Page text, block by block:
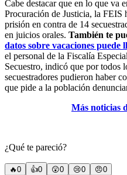
Cabe destacar que en lo que va
Procuración de Justicia, la FEIS
prisión en contra de 14
en juicios orales. También te
datos sobre vacaciones puede
el personal de la Fiscalía
Secuestro, indicó que por todos
secuestradores pudieron haber
que pide a la población
Más noticias
¿Qué te pareció?
🔥0 👍0 😲0 😢0 😠0